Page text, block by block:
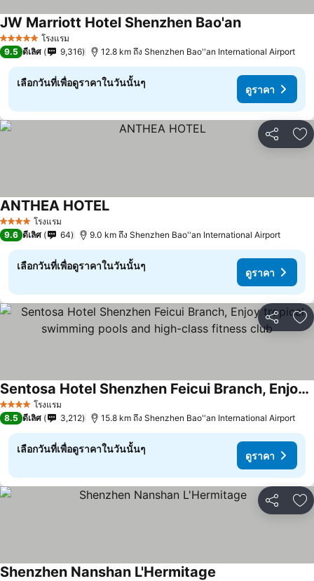
5 ดาว โรงแรม
JW Marriott Hotel Shenzhen Bao'anดูราคา
9.5 ดีเลิศ 9,316 12.8 km ถึง Shenzhen Bao''an International Airport
เลือกวันที่เพื่อดูราคาในวันนั้นๆ
ดูราคา
แชร์ เ
4 ดาว โรงแรม
ANTHEA HOTELดูราคา
9.6 ดีเลิศ 64 9.0 km ถึง Shenzhen Bao''an International Airport
เลือกวันที่เพื่อดูราคาในวันนั้นๆ
ดูราคา
แชร์ เ
4 ดาว โรงแรม
Sentosa Hotel Shenzhen Feicui Branch, Enjoy tropical swimming pools and high-class fitness club
ดูราคา
8.5 ดีเลิศ 3,212 15.8 km ถึง Shenzhen Bao''an International Airport
เลือกวันที่เพื่อดูราคาในวันนั้นๆ
ดูราคา
แชร์ เ
Shenzhen Nanshan L'Hermitage